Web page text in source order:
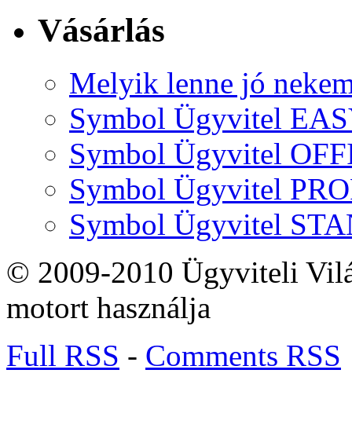
Vásárlás
Melyik lenne jó
Symbol Ügyvitel
Symbol Ügyvitel
Symbol Ügyvitel
Symbol Ügyvitel
© 2009-2010 Ügyviteli
motort használja
Full RSS - Comments RSS